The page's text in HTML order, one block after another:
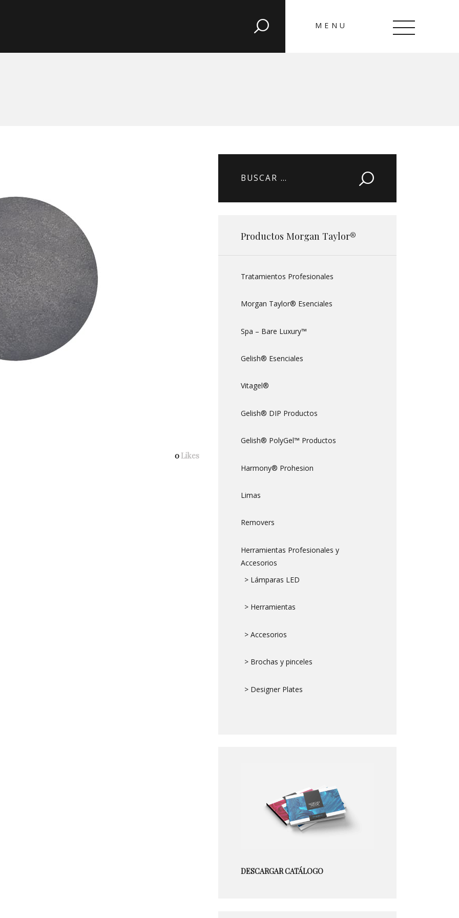
MENU
CLOSE
0 Likes
Buscar:
Productos Morgan Taylor®
Tratamientos Profesionales
Morgan Taylor® Esenciales
Spa – Bare Luxury™
Gelish® Esenciales
Vitagel®
Gelish® DIP Productos
Gelish® PolyGel™ Productos
Harmony® Prohesion
Limas
Removers
Herramientas Profesionales y
Accesorios
> Lámparas LED
> Herramientas
> Accesorios
> Brochas y pinceles
> Designer Plates
DESCARGAR CATÁLOGO